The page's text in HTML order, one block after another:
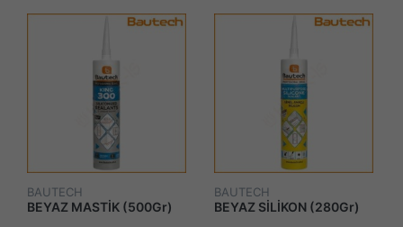
BAUTECH
BEYAZ MASTİK (500Gr)
BAUTECH
BEYAZ SİLİKON (280Gr)